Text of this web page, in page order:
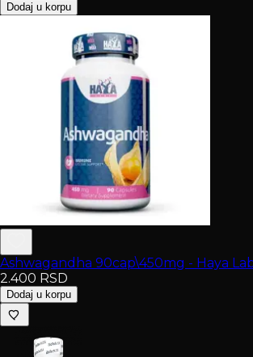
Dodaj u korpu
Ashwagandha 90cap\450mg - Haya
2.400 RSD
Dodaj u korpu